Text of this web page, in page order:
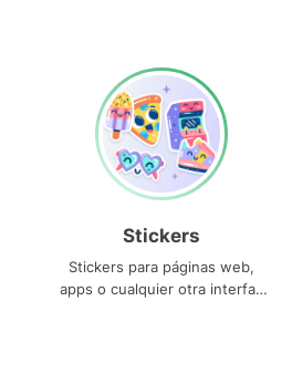
Stickers
Stickers para páginas web,
apps o cualquier otra interfaz